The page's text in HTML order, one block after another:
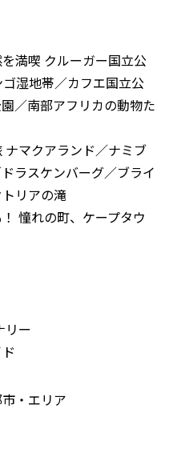
満喫 クルーガー国立公
湿地帯／カフエ国立公
／南部アフリカの動物た
マクアランド／ナミブ
ラスケンバーグ／ブライ
リアの滝
憧れの町、ケープタウ
ー
・エリア